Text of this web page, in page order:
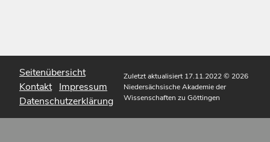
Seitenübersicht
Kontakt Impressum
Datenschutzerklärung
Zuletzt aktualisiert 17.11.2022© 2026
Niedersächsische Akademie der
Wissenschaften zu Göttingen